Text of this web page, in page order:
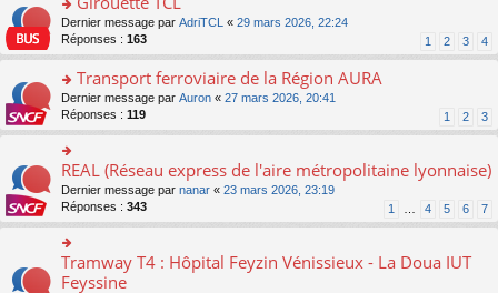
ré
c
e
nt
le
pl
u
s
ré
c
e
nt
n
o
le
pl
u
s
ré
c
e
nt
s
s
a
g
e
n
o
le
pl
u
s
ré
c
e
nt
er
le
s
s
a
g
e
n
o
n
pl
u
s
o
n
s
ult
er
le
m
e
s
s
a
g
e
n
o
n
lu
Dernier message par AdriTCL « 29 mars 2026, 22:24
Réponses : 163 1 2 3 4
o
n
s
ult
er
le
m
e
s
s
g
Transport ferroviaire de la Région AURA
Dernier message par Auron « 27 mars 2026, 20:41
Réponses : 119 1 2 3
o
n
s
er
le
m
e
REAL (Réseau express de l'aire métropolitaine lyonnaise)
Dernier message par nanar « 23 mars 2026, 23:19
Réponses : 343 1 4 5 6 7
o
n
Tramway T4 : Hôpital Feyzin Vénissieux - La Doua IUT
Feyssine